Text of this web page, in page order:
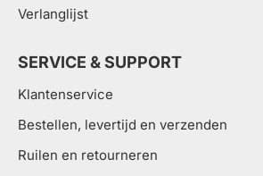
Verlanglijst
SERVICE & SUPPORT
Klantenservice
Bestellen, levertijd en verzenden
Ruilen en retourneren